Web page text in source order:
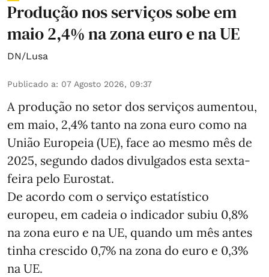
Produção nos serviços sobe em
maio 2,4% na zona euro e na UE
DN/Lusa
Publicado a: 07 Agosto 2026, 09:37
A produção no setor dos serviços aumentou,
em maio, 2,4% tanto na zona euro como na
União Europeia (UE), face ao mesmo mês de
2025, segundo dados divulgados esta sexta-
feira pelo Eurostat.
De acordo com o serviço estatístico
europeu, em cadeia o indicador subiu 0,8%
na zona euro e na UE, quando um mês antes
tinha crescido 0,7% na zona do euro e 0,3%
na UE.